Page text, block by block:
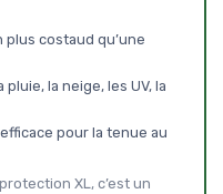
plus costaud qu’une
la neige, les UV, la
pour la tenue au
XL, c’est un